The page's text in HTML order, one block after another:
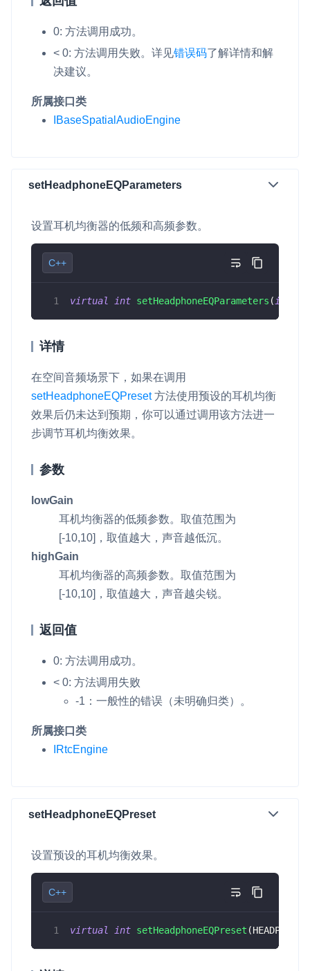
0: 方法调用成功。
< 0: 方法调用失败。 详见错误码了解详情和解
决建议。
所属接口类
IBaseSpatialAudioEngine
setHeadphoneEQParameters
设置耳机均衡器的低频和高频参数。
C++
virtual int setHeadphoneEQParameters ( int
详情
在空间音频场景下，如果在调用
setHeadphoneEQPreset方法使用预设的耳机均衡
效果后仍未达到预期，你可以通过调用该方法进一
步调节耳机均衡效果。
参数
lowGain
耳机均衡器的低频参数。取值范围为
[-10,10]，取值越大，声音越低沉。
highGain
耳机均衡器的高频参数。取值范围为
[-10,10]，取值越大，声音越尖锐。
返回值
0: 方法调用成功。
< 0: 方法调用失败
-1：一般性的错误（未明确归类）。
所属接口类
IRtcEngine
setHeadphoneEQPreset
设置预设的耳机均衡效果。
C++
virtual int setHeadphoneEQPreset (